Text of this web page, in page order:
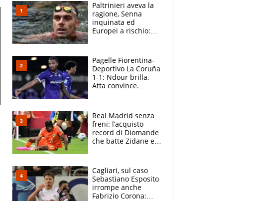
Paltrinieri aveva la
ragione, Senna
inquinata ed
Europei a rischio:
adesso
Pagelle Fiorentina-
Deportivo La Coruña
1-1: Ndour brilla,
Atta convince.
Real Madrid senza
freni: l’acquisto
record di Diomande
che batte Zidane e
Cagliari, sul caso
Sebastiano Esposito
irrompe anche
Fabrizio Corona: